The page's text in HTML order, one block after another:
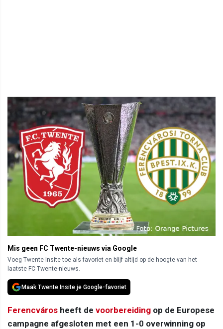
Mis geen FC Twente-nieuws via Google
Voeg Twente Insite toe als favoriet en blijf altijd op de hoogte van het
laatste FC Twente-nieuws.
Maak Twente Insite je Google-favoriet
Ferencváros heeft de voorbereiding op de Europese
campagne afgesloten met een 1-0 overwinning op